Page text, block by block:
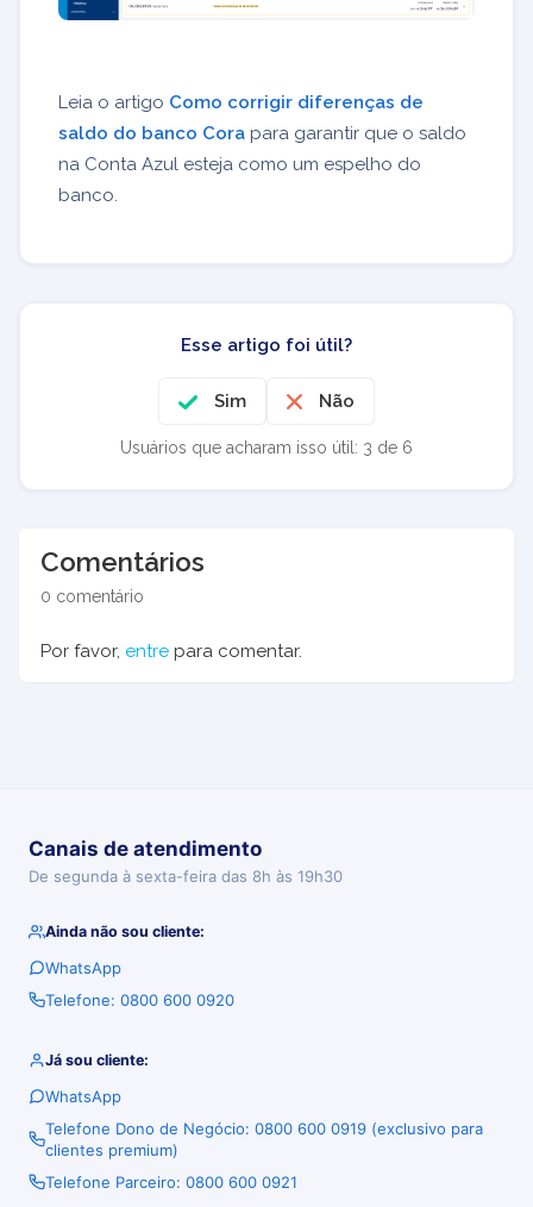
Leia o artigo Como corrigir diferenças de
saldo do banco Cora para garantir que o saldo
na Conta Azul esteja como um espelho do
banco.
Esse artigo foi útil?
Sim Não
Usuários que acharam isso útil: 3 de 6
Comentários
0 comentário
Por favor, entre para comentar.
Canais de atendimento
De segunda à sexta-feira das 8h às 19h30
Ainda não sou cliente:
WhatsApp
Telefone: 0800 600 0920
Já sou cliente:
WhatsApp
Telefone Dono de Negócio: 0800 600 0919 (exclusivo para
clientes premium)
Telefone Parceiro: 0800 600 0921